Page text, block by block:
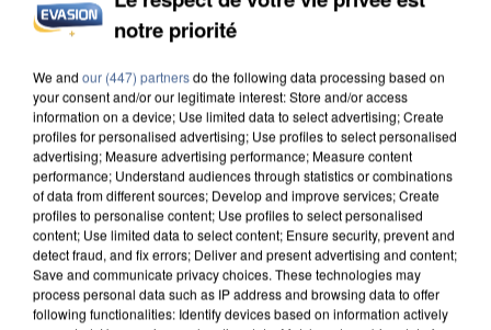
APRÈS TOUTES CES CANICULES, LES REFUGES
DE FAUNE SAUVAGE SONT...
notre priorité
We and our (447) partnersdo the following data processing based on
your consent and/or our legitimate interest: Store and/or access
information on a device; Use limited data to select advertising; Create
profiles for personalised advertising; Use profiles to select personalised
advertising; Measure advertising performance; Measure content
performance; Understand audiences through statistics or combinations
of data from different sources; Develop and improve services; Create
profiles to personalise content; Use profiles to select personalised
content; Use limited data to select content; Ensure security, prevent and
detect fraud, and fix errors; Deliver and present advertising and content;
Save and communicate privacy choices. These technologies may
process personal data such as IP address and browsing data to offer
following functionalities: Identify devices based on information actively